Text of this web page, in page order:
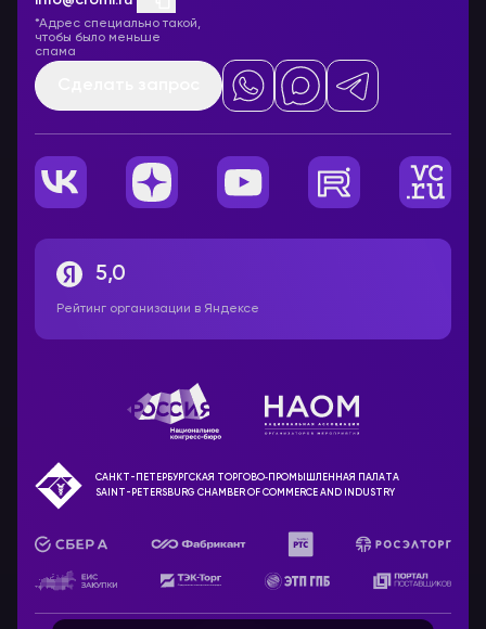
*Адрес специально такой,
чтобы было меньше
спама
5,0
Рейтинг организации в Яндексе
САНКТ-ПЕТЕРБУРГСКАЯ ТОРГОВО‑ПРОМЫШЛЕННАЯ ПАЛАТА
SAINT-PETERSBURG CHAMBER OF COMMERCE AND INDUSTRY